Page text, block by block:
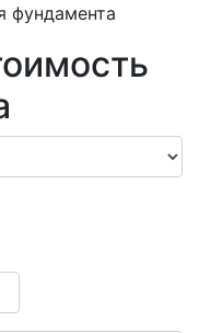
фундамента